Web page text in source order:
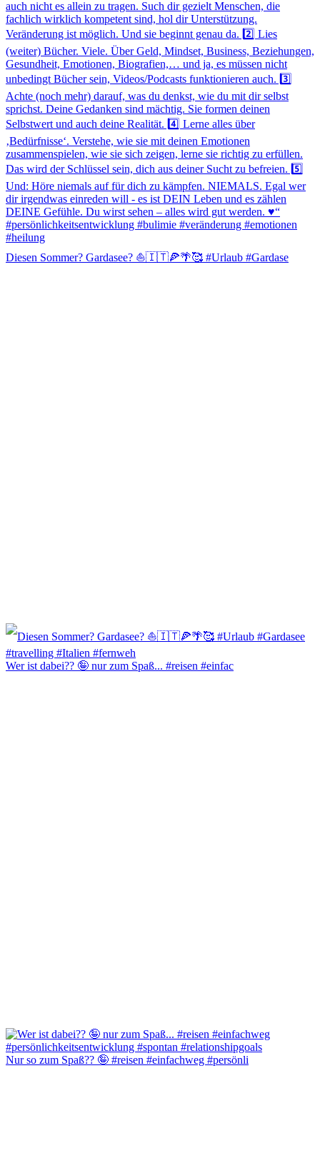
Diesen Sommer? Gardasee? ⛵️🇮🇹🍕🌴🥰 #Urlaub #Gardase
Wer ist dabei?? 🤪 nur zum Spaß... #reisen #einfac
Nur so zum Spaß?? 🤪 #reisen #einfachweg #persönli